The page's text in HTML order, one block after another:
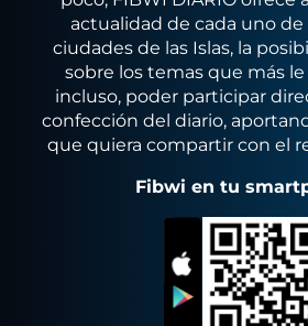
actualidad de cada uno
ciudades de las Islas, la
sobre los temas que más
incluso, poder participar
confección del diario,
que quiera compartir con el
Fibwi en tu